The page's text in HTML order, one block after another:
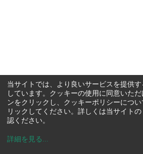
当サイトでは、より良いサービスを提供
しています。クッキーの使用に同意いた
ンをクリックし、クッキーポリシーにつ
リックしてください。詳しくは当サイトの
認ください。
詳細を見る ...